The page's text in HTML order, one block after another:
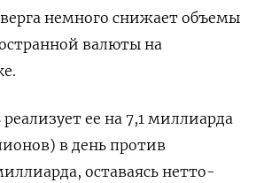
немного снижает объемы
валюты на
реализует ее на 7,1 миллиарда
в день против
оставаясь нетто-